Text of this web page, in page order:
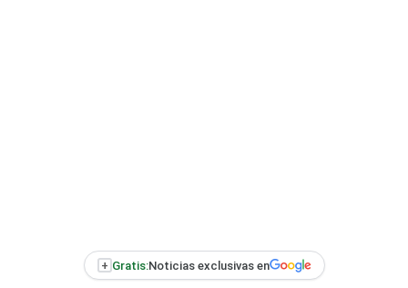
+ Gratis:Noticias exclusivas en